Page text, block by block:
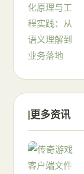
更多资讯